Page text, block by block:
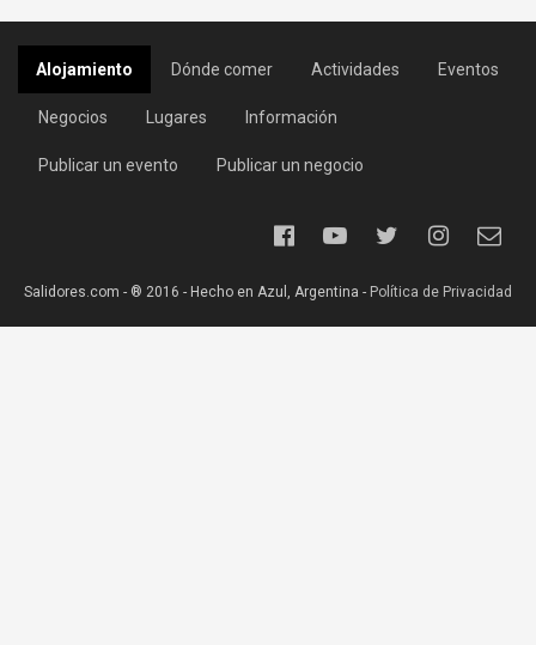
Alojamiento Dónde comer Actividades Eventos
Negocios Lugares Información
Publicar un evento Publicar un negocio
Salidores.com - ® 2016 - Hecho en Azul, Argentina - Política de Privacidad